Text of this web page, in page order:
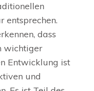
entsprechen.
dass
wichtiger
Entwicklung ist
und